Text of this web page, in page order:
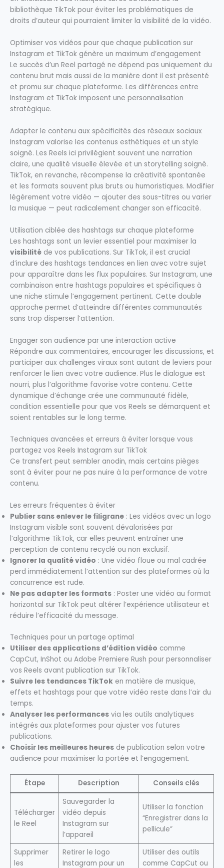
bibliothèque TikTok pour éviter les problématiques de
droits d’auteur qui pourraient limiter la visibilité de la vidéo.
Optimiser vos vidéos pour que chaque publication sur
Instagram et TikTok génère un maximum d’engagement
Le succès d’un Reel partagé ne dépend pas uniquement du
contenu brut mais aussi de la manière dont il est présenté
et promu sur chaque plateforme. Les différences entre
Instagram et TikTok imposent une personnalisation
stratégique.
Adapter le contenu aux spécificités des réseaux sociaux
Instagram valorise les contenus esthétiques et un style
soigné. Les Reels ici privilégient souvent une narration
claire, une qualité visuelle élevée et un storytelling soigné.
TikTok, en revanche, récompense la créativité spontanée
et les formats souvent plus bruts ou humoristiques. Modifier
légèrement votre vidéo — ajouter des sous-titres ou varier
la musique — peut radicalement changer son efficacité.
Utilisation ciblée des hashtags sur chaque plateforme
Les hashtags sont un levier essentiel pour maximiser la
visibilité de vos publications. Sur TikTok, il est crucial
d’inclure des hashtags tendances en lien avec votre sujet
pour apparaître dans les flux populaires. Sur Instagram, une
combinaison entre hashtags populaires et spécifiques à
une niche stimule l’engagement pertinent. Cette double
approche permet d’atteindre différentes communautés
sans trop disperser l’attention.
Engager son audience par une interaction active
Répondre aux commentaires, encourager les discussions, et
participer aux challenges viraux sont autant de leviers pour
renforcer le lien avec votre audience. Plus le dialogue est
nourri, plus l’algorithme favorise votre contenu. Cette
dynamique d’échange crée une communauté fidèle,
condition essentielle pour que vos Reels se démarquent et
soient rentables sur le long terme.
Techniques avancées et erreurs à éviter lorsque vous
partagez vos Reels Instagram sur TikTok
Ce transfert peut sembler anodin, mais certains pièges
sont à éviter pour ne pas nuire à la performance de votre
contenu.
Les erreurs fréquentes à éviter
Publier sans enlever le filigrane : Les vidéos avec un logo
Instagram visible sont souvent dévalorisées par
l’algorithme TikTok, car elles peuvent entraîner une
perception de contenu recyclé ou non exclusif.
Ignorer la qualité vidéo : Une vidéo floue ou mal cadrée
perd immédiatement l’attention sur des plateformes où la
concurrence est rude.
Ne pas adapter les formats : Poster une vidéo au format
horizontal sur TikTok peut altérer l’expérience utilisateur et
réduire l’efficacité du message.
Techniques pour un partage optimal
Utiliser des applications d’édition vidéo comme
CapCut, InShot ou Adobe Premiere Rush pour personnaliser
vos Reels avant publication sur TikTok.
Suivre les tendances TikTok en matière de musique,
effets et hashtags pour que votre vidéo reste dans l’air du
temps.
Analyser les performances via les outils analytiques
intégrés aux plateformes pour ajuster vos futures
publications.
Choisir les meilleures heures de publication selon votre
audience pour maximiser la portée et l’engagement.
Étape Description Conseils clés
Télécharger
le Reel
Sauvegarder la
vidéo depuis
Instagram sur
l’appareil
Utiliser la fonction
“Enregistrer dans la
pellicule”
Supprimer
les
Retirer le logo
Instagram pour un
Utiliser des outils
comme CapCut ou